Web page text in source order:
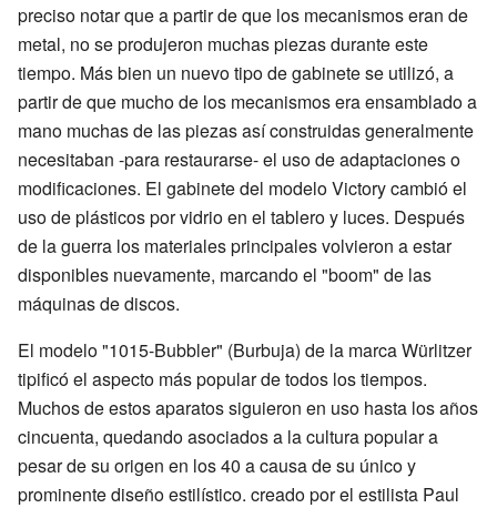
preciso notar que a partir de que los mecanismos eran de
metal, no se produjeron muchas piezas durante este
tiempo. Más bien un nuevo tipo de gabinete se utilizó, a
partir de que mucho de los mecanismos era ensamblado a
mano muchas de las piezas así construidas generalmente
necesitaban -para restaurarse- el uso de adaptaciones o
modificaciones. El gabinete del modelo Victory cambió el
uso de plásticos por vidrio en el tablero y luces. Después
de la guerra los materiales principales volvieron a estar
disponibles nuevamente, marcando el "boom" de las
máquinas de discos.
El modelo "1015-Bubbler" (Burbuja) de la marca Würlitzer
tipificó el aspecto más popular de todos los tiempos.
Muchos de estos aparatos siguieron en uso hasta los años
cincuenta, quedando asociados a la cultura popular a
pesar de su origen en los 40 a causa de su único y
prominente diseño estilístico. creado por el estilista Paul